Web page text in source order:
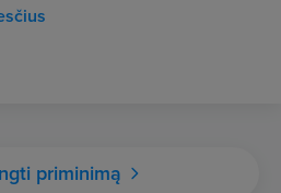
priminimą